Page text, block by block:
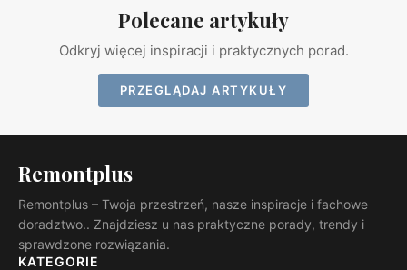
Polecane artykuły
Odkryj więcej inspiracji i praktycznych porad.
PRZEGLĄDAJ ARTYKUŁY
Remontplus
Remontplus – Twoja przestrzeń, nasze inspiracje i fachowe
doradztwo.. Znajdziesz u nas praktyczne porady, trendy i
sprawdzone rozwiązania.
KATEGORIE